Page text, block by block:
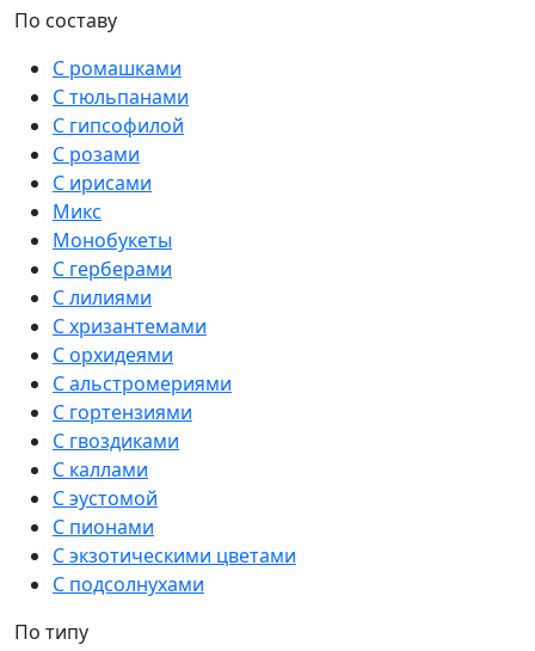
По составу
С ромашками
С тюльпанами
С гипсофилой
С розами
С ирисами
Микс
Монобукеты
С герберами
С лилиями
С хризантемами
С орхидеями
С альстромериями
С гортензиями
С гвоздиками
С каллами
С эустомой
С пионами
С экзотическими цветами
С подсолнухами
По типу